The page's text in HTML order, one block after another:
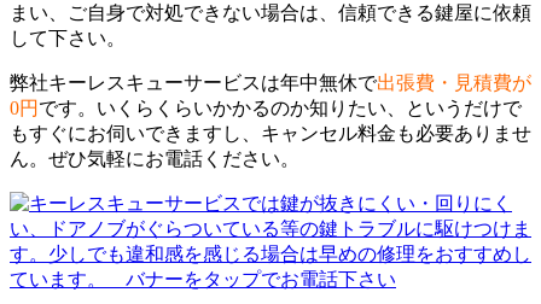
まい、ご自身で対処できない場合は、信頼できる鍵屋に依頼
して下さい。
弊社キーレスキューサービスは年中無休で出張費・見積費が
0円 です。いくらくらいかかるのか知りたい、というだけで
もすぐにお伺いできますし、キャンセル料金も必要ありませ
ん。ぜひ気軽にお電話ください。